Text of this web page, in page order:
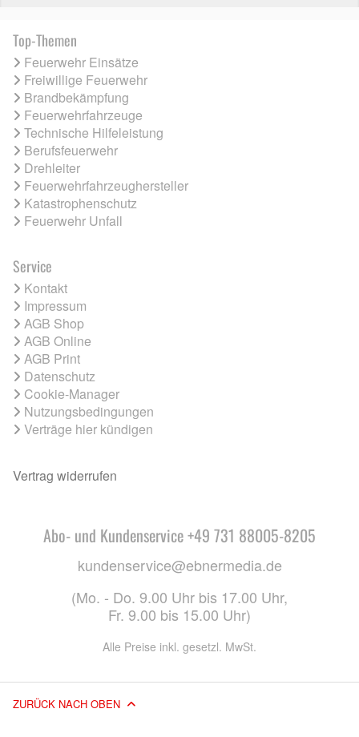
Top-Themen
Feuerwehr Einsätze
Freiwillige Feuerwehr
Brandbekämpfung
Feuerwehrfahrzeuge
Technische Hilfeleistung
Berufsfeuerwehr
Drehleiter
Feuerwehrfahrzeughersteller
Katastrophenschutz
Feuerwehr Unfall
Service
Kontakt
Impressum
AGB Shop
AGB Online
AGB Print
Datenschutz
Cookie-Manager
Nutzungsbedingungen
Verträge hier kündigen
Vertrag widerrufen
Abo- und Kundenservice +49 731 88005-8205
kundenservice@ebnermedia.de
(Mo. - Do. 9.00 Uhr bis 17.00 Uhr,
Fr. 9.00 bis 15.00 Uhr)
Alle Preise inkl. gesetzl. MwSt.
ZURÜCK NACH OBEN